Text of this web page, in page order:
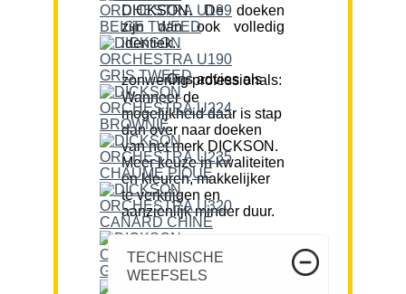
DICKSON. De doeken
zijn dan ook volledig
identiek.
Ons advies als zonwering professionals:
Wanneer de
mogelijkheid daar is stap
dan over naar doeken
van het merk DICKSON.
Meer keuze in kwaliteiten
en kleuren, makkelijker
te verkrijgen en
aanzienlijk minder duur.
TECHNISCHE
WEEFSELS